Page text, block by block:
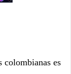
colombianas es